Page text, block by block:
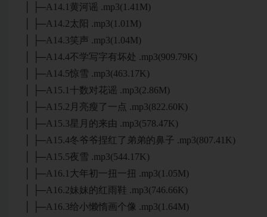
│ ├─A14.1黄河谣 .mp3(1.41M)
│ ├─A14.2太阳 .mp3(1.01M)
│ ├─A14.3笑声 .mp3(1.04M)
│ ├─A14.4不学写字有坏处 .mp3(909.79K)
│ ├─A14.5惊雪 .mp3(463.17K)
│ ├─A15.1十数对花谣 .mp3(2.86M)
│ ├─A15.2月亮瘦了一点 .mp3(822.60K)
│ ├─A15.3星月的来由 .mp3(578.47K)
│ ├─A15.4冬爷爷捏红了弟弟的鼻子 .mp3(807.41K)
│ ├─A15.5夜雪 .mp3(544.17K)
│ ├─A16.1大年初一扭一扭 .mp3(1.05M)
│ ├─A16.2妹妹的红雨鞋 .mp3(746.66K)
│ ├─A16.3给小懒惰画个像 .mp3(1.64M)